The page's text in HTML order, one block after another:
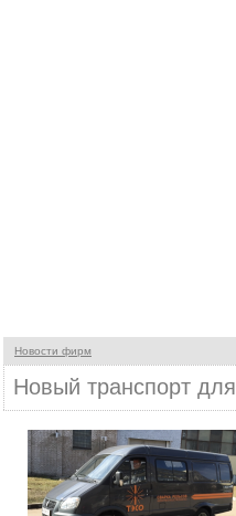
Новости фирм
Новый транспорт